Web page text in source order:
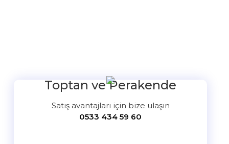
Toptan ve Perakende
Satış avantajları için bize ulaşın
0533 434 59 60